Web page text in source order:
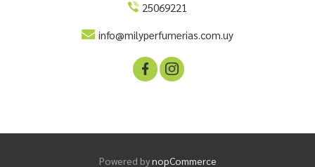
25069221
info@milyperfumerias.com.uy
Powered bynopCommerce